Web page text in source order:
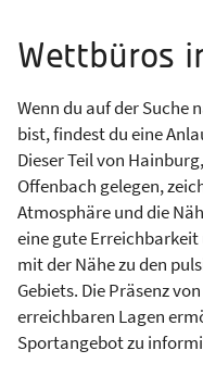
Wettbüros
Wenn du auf der Suche
bist, findest du eine
Dieser Teil von
Offenbach gelegen,
Atmosphäre und die
eine gute
mit der Nähe zu den
Gebiets. Die Präsenz von
erreichbaren Lagen
Sportangebot zu